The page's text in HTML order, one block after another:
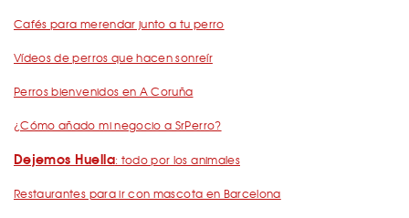
Cafés para merendar junto a tu perro
Vídeos de perros que hacen sonreír
Perros bienvenidos en A Coruña
¿Cómo añado mi negocio a SrPerro?
Dejemos Huella: todo por los animales
Restaurantes para ir con mascota en Barcelona